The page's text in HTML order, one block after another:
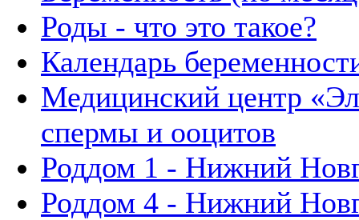
Роды - что это такое?
Календарь
Медицинский центр
спермы и ооцитов
Роддом 1 - Нижний
Роддом 4 - Нижний